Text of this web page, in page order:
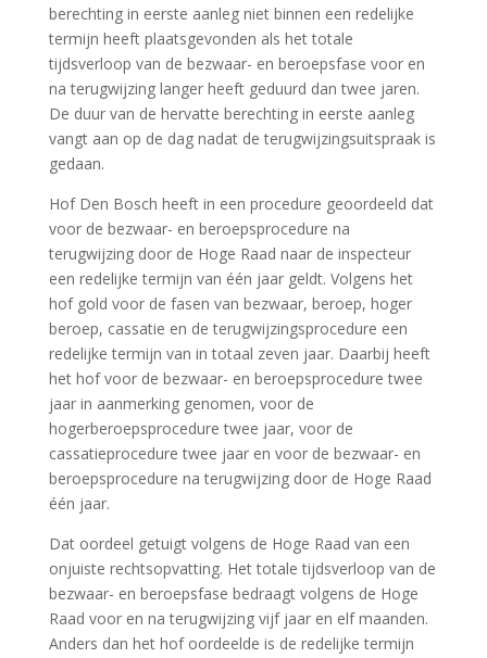
berechting in eerste aanleg niet binnen een redelijke
termijn heeft plaatsgevonden als het totale
tijdsverloop van de bezwaar- en beroepsfase voor en
na terugwijzing langer heeft geduurd dan twee jaren.
De duur van de hervatte berechting in eerste aanleg
vangt aan op de dag nadat de terugwijzingsuitspraak is
gedaan.
Hof Den Bosch heeft in een procedure geoordeeld dat
voor de bezwaar- en beroepsprocedure na
terugwijzing door de Hoge Raad naar de inspecteur
een redelijke termijn van één jaar geldt. Volgens het
hof gold voor de fasen van bezwaar, beroep, hoger
beroep, cassatie en de terugwijzingsprocedure een
redelijke termijn van in totaal zeven jaar. Daarbij heeft
het hof voor de bezwaar- en beroepsprocedure twee
jaar in aanmerking genomen, voor de
hogerberoepsprocedure twee jaar, voor de
cassatieprocedure twee jaar en voor de bezwaar- en
beroepsprocedure na terugwijzing door de Hoge Raad
één jaar.
Dat oordeel getuigt volgens de Hoge Raad van een
onjuiste rechtsopvatting. Het totale tijdsverloop van de
bezwaar- en beroepsfase bedraagt volgens de Hoge
Raad voor en na terugwijzing vijf jaar en elf maanden.
Anders dan het hof oordeelde is de redelijke termijn